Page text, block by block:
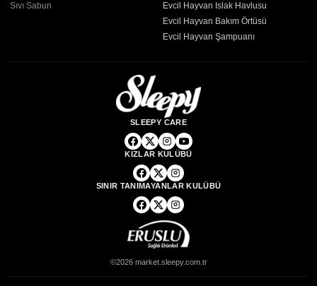
Sıvı Sabun
Evcil Hayvan Islak Havlusu
Evcil Hayvan Bakım Örtüsü
Evcil Hayvan Şampuanı
SLEEPY CARE
KIZLAR KULÜBÜ
SINIR TANIMAYANLAR KULÜBÜ
©2026 market.sleepy.com.tr